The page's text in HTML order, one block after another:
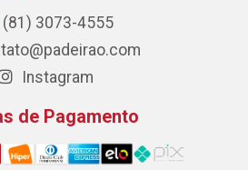
(81) 3073-4555
Instagram
de Pagamento